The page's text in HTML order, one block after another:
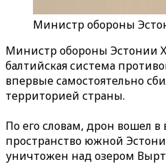
Министр обороны
Министр обороны Эстонии
балтийская система
впервые самостоятельно
территорией страны.
По его словам, дрон вошел
пространство южной
уничтожен над озером